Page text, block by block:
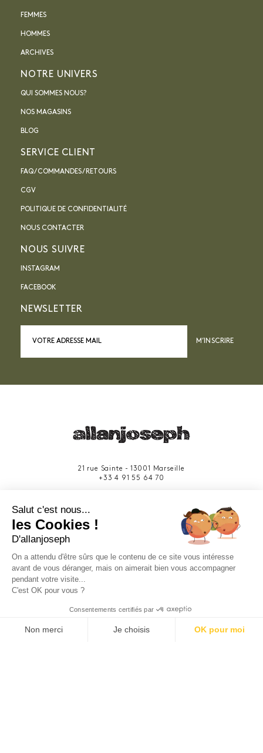
FEMMES
HOMMES
ARCHIVES
NOTRE UNIVERS
QUI SOMMES NOUS?
NOS MAGASINS
BLOG
SERVICE CLIENT
FAQ / COMMANDES / RETOURS
CGV
POLITIQUE DE CONFIDENTIALITÉ
NOUS CONTACTER
NOUS SUIVRE
INSTAGRAM
FACEBOOK
NEWSLETTER
M’INSCRIRE
21 rue Sainte - 13001 Marseille
+33 4 91 55 64 70
Provence-Alpes-Côte d'Azur.
Salut c'est nous...
les Cookies !
D'allanjoseph
On a attendu d'être sûrs que le contenu de ce site vous intéresse
avant de vous déranger, mais on aimerait bien vous accompagner
pendant votre visite...
C'est OK pour vous ?
Consentements certifiés par
Non merci Je choisis OK pour moi